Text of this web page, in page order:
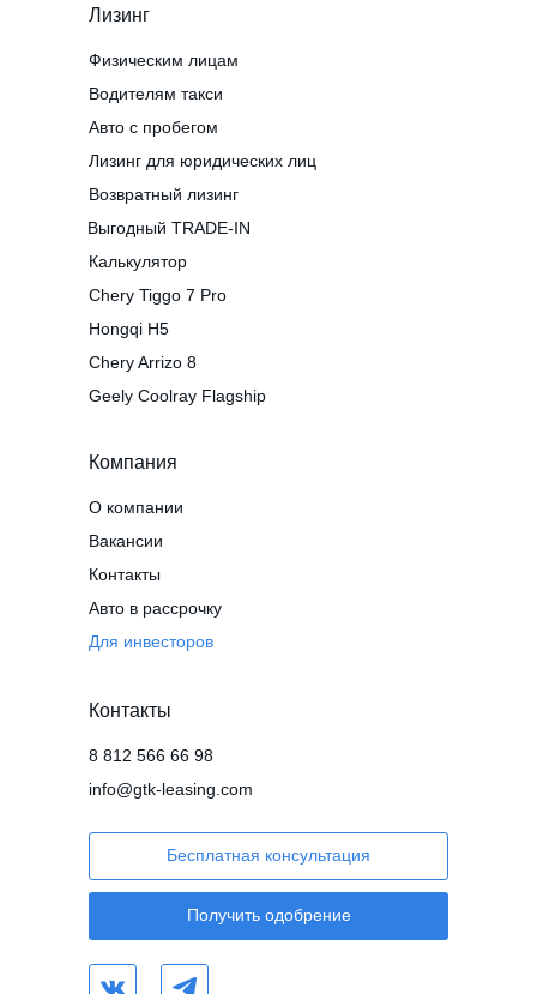
Компания
О компании
Вакансии
Контакты
Для инвесторов
Контакты
info@gtk-leasing.com
Бесплатная консультация
Лизинг
Водителям такси
Физическим лицам
Получить одобрение
Авто с пробегом
Авто в рассрочку
Geely Coolray Flagship
Лизинг для юридических лиц
Калькулятор
Chery Tiggo 7 Pro
Chery Arrizo 8
Hongqi H5
8 812 566 66 98
Возвратный лизинг
Выгодный TRADE-IN